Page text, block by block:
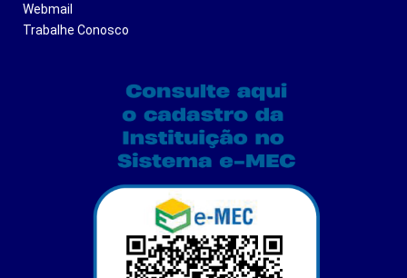
Webmail
Trabalhe Conosco